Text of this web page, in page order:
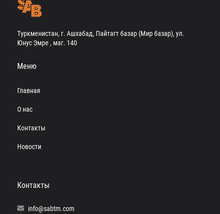
Туркменистан, г. Ашхабад, Пайтагт базар (Мир базар), ул.
Юнус Эмре , маг. 140
Меню
Главная
О нас
Контакты
Новости
Контакты
info@sabtm.com